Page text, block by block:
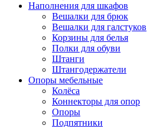
Наполнения для шкафов
Вешалки для брюк
Вешалки для галстуков
Корзины для белья
Полки для обуви
Штанги
Штангодержатели
Опоры мебельные
Колёса
Коннекторы для опор
Опоры
Подпятники